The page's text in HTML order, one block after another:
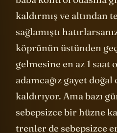
baba kontrol odasına
kaldırmış ve altından
sağlamıştı
köprünün üstünden
gelmesine en az 1 saat
adamcağız gayet
kaldırıyor. Ama bazı
sebepsizce bir hüzne